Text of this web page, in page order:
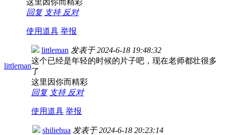
回复 支持 反对
使用道具 举报
littleman
littleman 发表于2024-6-18 19:48:32
这个已经是年轻的时候的片子吧，现在老师都壮很多
了
这里因你而精彩
回复 支持 反对
使用道具 举报
shiliehua 发表于2024-6-18 20:23:14